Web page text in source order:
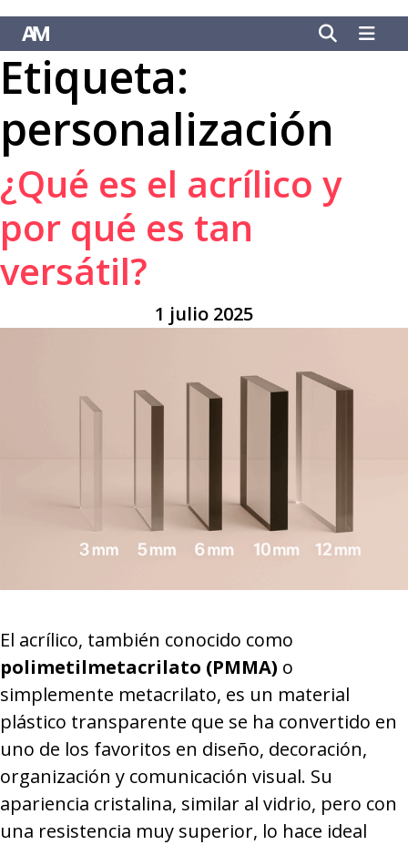
Etiqueta:
personalización
¿Qué es el acrílico y
por qué es tan
versátil?
1 julio 2025
El acrílico, también conocido como
polimetilmetacrilato (PMMA) o
simplemente metacrilato, es un material
plástico transparente que se ha convertido en
uno de los favoritos en diseño, decoración,
organización y comunicación visual. Su
apariencia cristalina, similar al vidrio, pero con
una resistencia muy superior, lo hace ideal